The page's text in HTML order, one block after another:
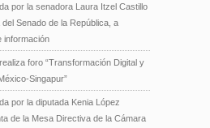
por la senadora Laura Itzel Castillo
Senado de la República, a
información
foro “Transformación Digital y
Singapur”
por la diputada Kenia López
de la Mesa Directiva de la Cámara